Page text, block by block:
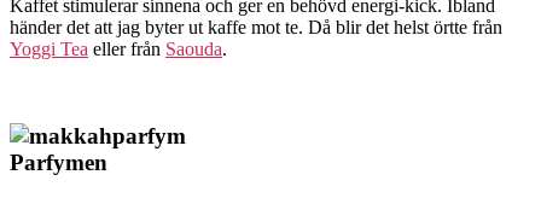
Kaffet stimulerar sinnena och ger en behövd energi-kick. Ibland
händer det att jag byter ut kaffe mot te. Då blir det helst örtte från
Yoggi Tea eller från Saouda.
Parfymen